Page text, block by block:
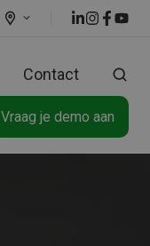
Contact
Vraag je demo aan